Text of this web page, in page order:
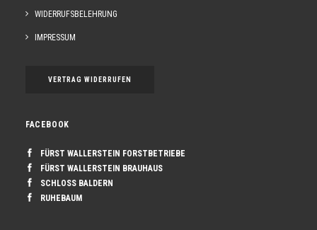
WIDERRUFSBELEHRUNG
IMPRESSUM
VERTRAG WIDERRUFEN
FACEBOOK
FÜRST WALLERSTEIN FORSTBETRIEBE
FÜRST WALLERSTEIN BRAUHAUS
SCHLOSS BALDERN
RUHEBAUM